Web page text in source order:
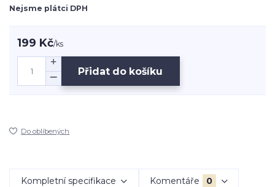
Nejsme plátci DPH
199 Kč/ks
Přidat do košíku
Do oblíbených
Kompletní specifikace Komentáře 0